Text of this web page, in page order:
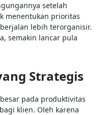
setelah
menentukan prioritas
lebih terorganisir.
semakin lancar pula
Strategis
pada produktivitas
klien. Oleh karena